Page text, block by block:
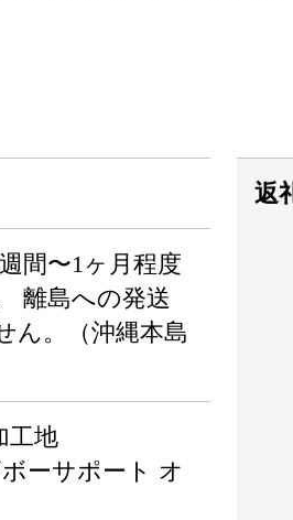
間〜1ヶ月程度
離島への発送
ん。（沖縄本島
工地
ーサポート オ
返